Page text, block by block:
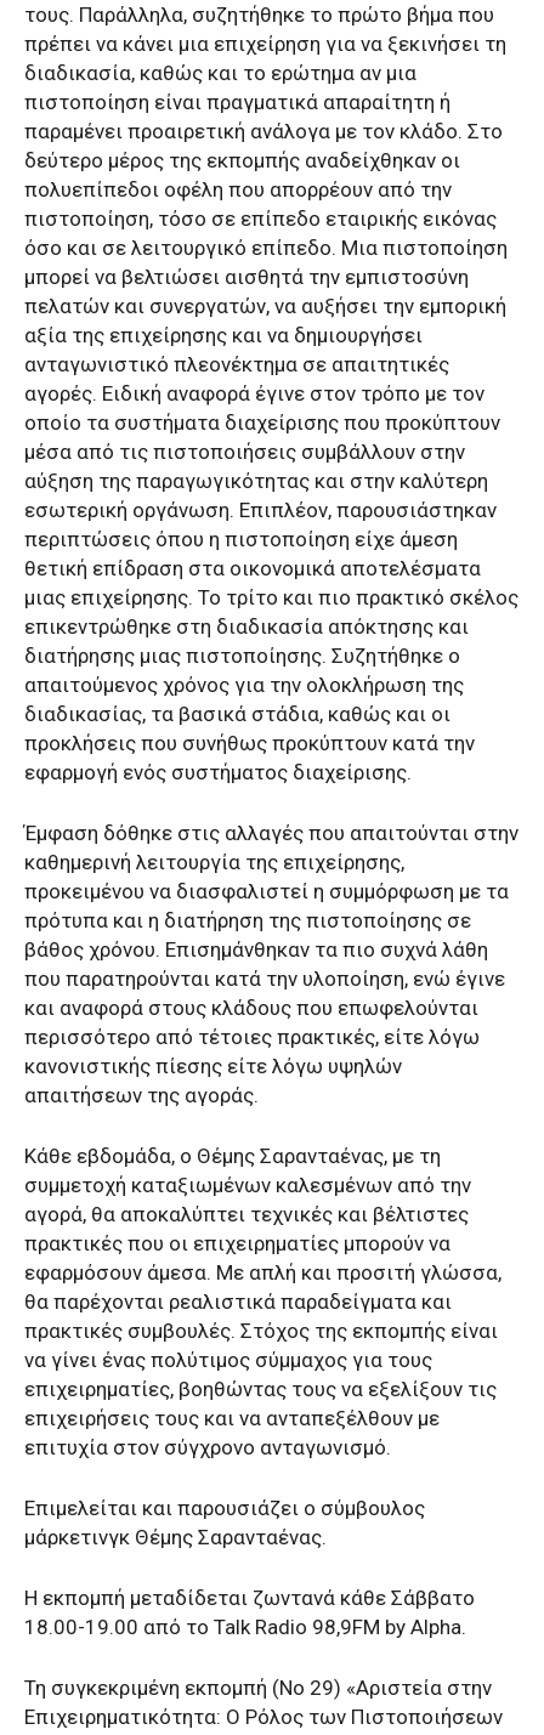
τους. Παράλληλα, συζητήθηκε το πρώτο βήμα που
πρέπει να κάνει μια επιχείρηση για να ξεκινήσει τη
διαδικασία, καθώς και το ερώτημα αν μια
πιστοποίηση είναι πραγματικά απαραίτητη ή
παραμένει προαιρετική ανάλογα με τον κλάδο. Στο
δεύτερο μέρος της εκπομπής αναδείχθηκαν οι
πολυεπίπεδοι οφέλη που απορρέουν από την
πιστοποίηση, τόσο σε επίπεδο εταιρικής εικόνας
όσο και σε λειτουργικό επίπεδο. Μια πιστοποίηση
μπορεί να βελτιώσει αισθητά την εμπιστοσύνη
πελατών και συνεργατών, να αυξήσει την εμπορική
αξία της επιχείρησης και να δημιουργήσει
ανταγωνιστικό πλεονέκτημα σε απαιτητικές
αγορές. Ειδική αναφορά έγινε στον τρόπο με τον
οποίο τα συστήματα διαχείρισης που προκύπτουν
μέσα από τις πιστοποιήσεις συμβάλλουν στην
αύξηση της παραγωγικότητας και στην καλύτερη
εσωτερική οργάνωση. Επιπλέον, παρουσιάστηκαν
περιπτώσεις όπου η πιστοποίηση είχε άμεση
θετική επίδραση στα οικονομικά αποτελέσματα
μιας επιχείρησης. Το τρίτο και πιο πρακτικό σκέλος
επικεντρώθηκε στη διαδικασία απόκτησης και
διατήρησης μιας πιστοποίησης. Συζητήθηκε ο
απαιτούμενος χρόνος για την ολοκλήρωση της
διαδικασίας, τα βασικά στάδια, καθώς και οι
προκλήσεις που συνήθως προκύπτουν κατά την
εφαρμογή ενός συστήματος διαχείρισης.
Έμφαση δόθηκε στις αλλαγές που απαιτούνται στην
καθημερινή λειτουργία της επιχείρησης,
προκειμένου να διασφαλιστεί η συμμόρφωση με τα
πρότυπα και η διατήρηση της πιστοποίησης σε
βάθος χρόνου. Επισημάνθηκαν τα πιο συχνά λάθη
που παρατηρούνται κατά την υλοποίηση, ενώ έγινε
και αναφορά στους κλάδους που επωφελούνται
περισσότερο από τέτοιες πρακτικές, είτε λόγω
κανονιστικής πίεσης είτε λόγω υψηλών
απαιτήσεων της αγοράς.
Κάθε εβδομάδα, ο Θέμης Σαρανταένας, με τη
συμμετοχή καταξιωμένων καλεσμένων από την
αγορά, θα αποκαλύπτει τεχνικές και βέλτιστες
πρακτικές που οι επιχειρηματίες μπορούν να
εφαρμόσουν άμεσα. Με απλή και προσιτή γλώσσα,
θα παρέχονται ρεαλιστικά παραδείγματα και
πρακτικές συμβουλές. Στόχος της εκπομπής είναι
να γίνει ένας πολύτιμος σύμμαχος για τους
επιχειρηματίες, βοηθώντας τους να εξελίξουν τις
επιχειρήσεις τους και να ανταπεξέλθουν με
επιτυχία στον σύγχρονο ανταγωνισμό.
Επιμελείται και παρουσιάζει ο σύμβουλος
μάρκετινγκ Θέμης Σαρανταένας.
Η εκπομπή μεταδίδεται ζωντανά κάθε Σάββατο
18.00-19.00 από το Talk Radio 98,9FM by Alpha.
Τη συγκεκριμένη εκπομπή (Νο 29) «Αριστεία στην
Επιχειρηματικότητα: Ο Ρόλος των Πιστοποιήσεων